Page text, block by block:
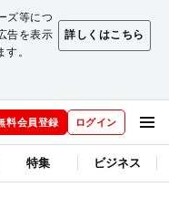
ズ等につ
告を表示
。
詳しくはこちら
料会員登録 ログイン
特集 ビジネス